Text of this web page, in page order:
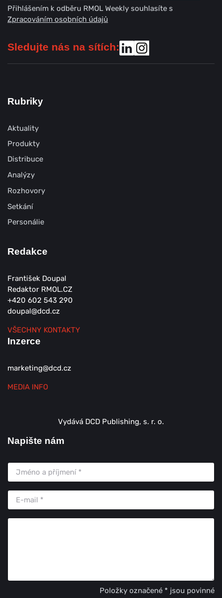
Přihlášením k odběru RMOL Weekly souhlasíte s
Zpracováním osobních údajů
Sledujte nás na sítích:
Rubriky
Aktuality
Produkty
Distribuce
Analýzy
Rozhovory
Setkání
Personálie
Redakce
František Doupal
Redaktor RMOL.CZ
+420 602 543 290
doupal@dcd.cz
VŠECHNY KONTAKTY
Inzerce
marketing@dcd.cz
MEDIA INFO
Vydává DCD Publishing, s. r. o.
Napište nám
Položky označené * jsou povinné